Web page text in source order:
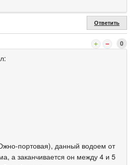
Ответить
0
портовая), данный водоем от
а заканчивается он между 4 и 5